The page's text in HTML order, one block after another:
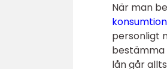
När man
personligt
bestämma
lån går